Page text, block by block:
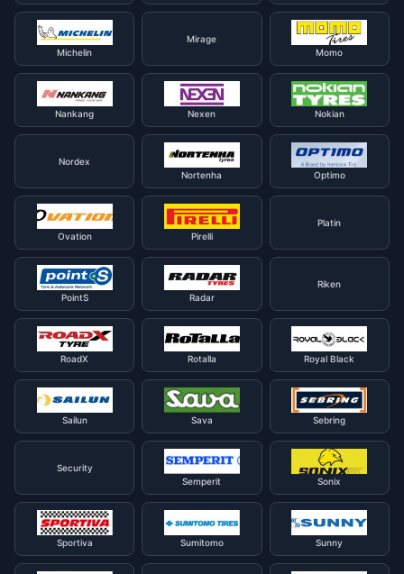
Michelin
Mirage
Momo
Nankang Nexen Nokian
Nordex
Nortenha
Optimo
Ovation Pirelli
Platin
PointS Radar
Riken
RoadX Rotalla Royal Black
Sailun Sava Sebring
Security
Semperit
Sonix
Sportiva Sumitomo Sunny